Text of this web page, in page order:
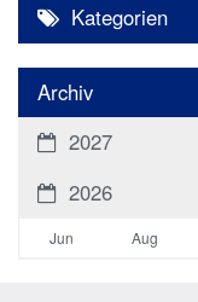
Kategorien
Archiv
2027
2026
Jun Aug